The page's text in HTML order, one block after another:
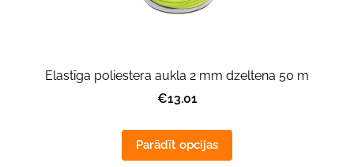
Elastīga poliestera aukla 2 mm dzeltena 50 m
€13.01
Parādīt opcijas